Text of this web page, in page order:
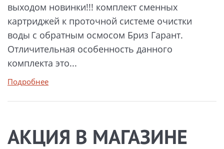
выходом новинки!!! комплект сменных
картриджей к проточной системе очистки
воды с обратным осмосом Бриз Гарант.
Отличительная особенность данного
комплекта это...
Подробнее
АКЦИЯ В МАГАЗИНЕ